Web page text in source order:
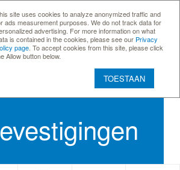
site uses cookies to analyze anonymized traffic and
ads measurement purposes. We do not track data for
advertising. For more information on what
is contained in the cookies, please see our Privacy
page . To accept cookies from this site, please click
Allow button below.
TOESTAAN